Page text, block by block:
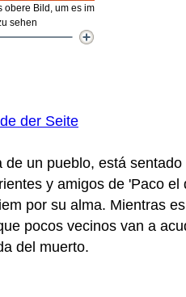
obere Bild, um es im
sehen
der Seite
de un pueblo, está
y amigos de 'Paco el
por su alma. Mientras
pocos vecinos van a
del muerto.